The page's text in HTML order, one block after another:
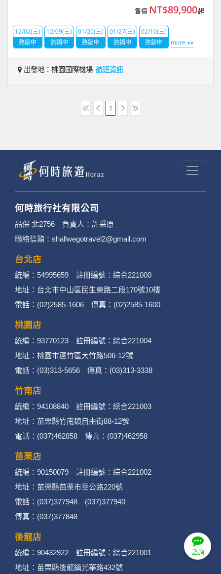
售價 NT$89,900起
12/02(三)
熱銷中
12/09(三)
熱銷中
01/20(三)
熱銷中
01/27(三)
熱銷中
02/10(三)
熱銷中
more
出發地：桃園國際機場 航班資訊
1
諮詢
何時旅行社有限公司
品保 北2756 負責人：許采原
聯絡信箱：shallwegotravel2@gmail.com
台北店
統編：54995659 註冊編號：綜合221000
地址：台北市中山區民生東路二段170號10樓
電話：(02)2585-1606 傳真：(02)2585-1600
桃園店
統編：93770123 註冊編號：綜合221004
地址：桃園市蘆竹區大竹路506-12號
電話：(03)313-5656 傳真：(03)313-3338
竹南店
統編：94108840 註冊編號：綜合221003
地址：苗栗縣竹南鎮自由街88-12號
電話：(037)462858 傳真：(037)462958
苗栗店
統編：90150079 註冊編號：綜合221002
地址：苗栗縣苗栗市至公路220號
電話：(037)377948 (037)377940
傳真：(037)377848
後龍店
統編：90432922 註冊編號：綜合221001
地址：苗栗縣後龍鎮光華路432號